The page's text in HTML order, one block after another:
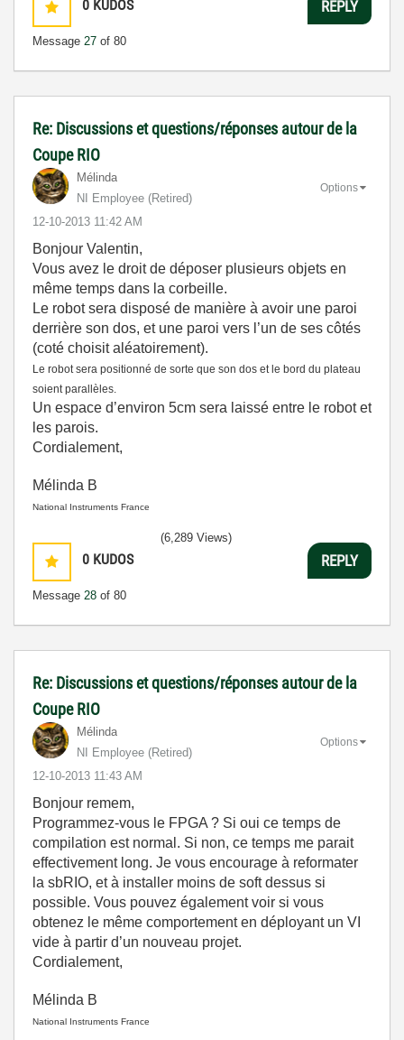
0 KUDOS
Message 27 of 80
REPLY
Re: Discussions et questions/réponses autour de la
Coupe RIO
Mélinda
NI Employee (retired)
‎12-10-2013 11:42 AM
Options
Bonjour Valentin,
Vous avez le droit de déposer plusieurs objets en
même temps dans la corbeille.
Le robot sera disposé de manière à avoir une paroi
derrière son dos, et une paroi vers l’un de ses côtés
(coté choisit aléatoirement).
Le robot sera positionné de sorte que son dos et le bord du plateau
soient parallèles.
Un espace d’environ 5cm sera laissé entre le robot et
les parois.
Cordialement,
Mélinda B
National Instruments France
0 KUDOS
Message 28 of 80
(6,289 Views)
REPLY
Re: Discussions et questions/réponses autour de la
Coupe RIO
Mélinda
NI Employee (retired)
‎12-10-2013 11:43 AM
Options
Bonjour remem,
Programmez-vous le FPGA ? Si oui ce temps de
compilation est normal. Si non, ce temps me parait
effectivement long. Je vous encourage à reformater
la sbRIO, et à installer moins de soft dessus si
possible. Vous pouvez également voir si vous
obtenez le même comportement en déployant un VI
vide à partir d’un nouveau projet.
Cordialement,
Mélinda B
National Instruments France